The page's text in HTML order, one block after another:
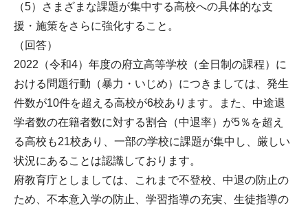
（5）さまざまな課題が集中する高校への具体的な支
援・施策をさらに強化すること。
（回答）
2022（令和4）年度の府立高等学校（全日制の課程）に
おける問題行動（暴力・いじめ）につきましては、発生
件数が10件を超える高校が6校あります。また、中途退
学者数の在籍者数に対する割合（中退率）が5％を超え
る高校も21校あり、一部の学校に課題が集中し、厳しい
状況にあることは認識しております。
府教育庁としましては、これまで不登校、中退の防止の
ため、不本意入学の防止、学習指導の充実、生徒指導の